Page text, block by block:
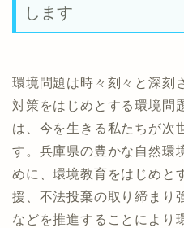
します
環境問題は時々刻々と深刻
対策をはじめとする環境問
は、今を生きる私たちが次
す。兵庫県の豊かな自然環
めに、環境教育をはじめと
援、不法投棄の取り締まり
などを推進することにより